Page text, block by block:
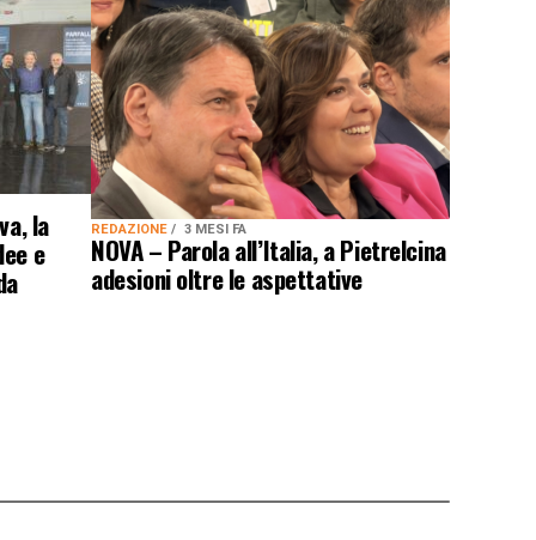
la
e
REDAZIONE 3 MESI FA
NOVA – Parola all’Italia, a Pietrelcina
adesioni oltre le aspettative